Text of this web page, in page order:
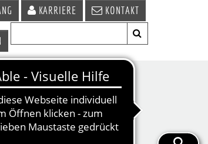
KARRIERE KONTAKT
TERMINE &
VERANSTALTUNGEN